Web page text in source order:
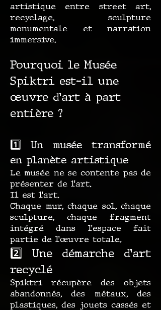
artistique entre street art,
recyclage, sculpture
monumentale et narration
immersive.
Pourquoi le Musée
Spiktri est-il une
œuvre d’art à part
entière ?
1️⃣ Un musée transformé
en planète artistique
Le musée ne se contente pas de
présenter de l’art.
Il est l’art.
Chaque mur, chaque sol, chaque
sculpture, chaque fragment
intégré dans l’espace fait
partie de l’œuvre totale.
2️⃣ Une démarche d’art
recyclé
Spiktri récupère des objets
abandonnés, des métaux, des
plastiques, des jouets cassés et